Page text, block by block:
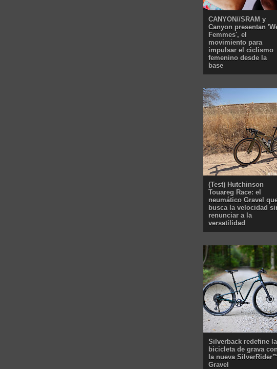
CANYON//SRAM y
Canyon presentan
Femmes', el
movimiento para
impulsar el ciclismo
femenino desde la
base
(Test) Hutchinson
Touareg Race: el
neumático Gravel
busca la velocidad
renunciar a la
versatilidad
Silverback redefine la
bicicleta de grava
la nueva
Gravel